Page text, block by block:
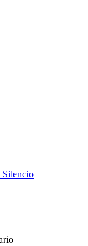
Silencio